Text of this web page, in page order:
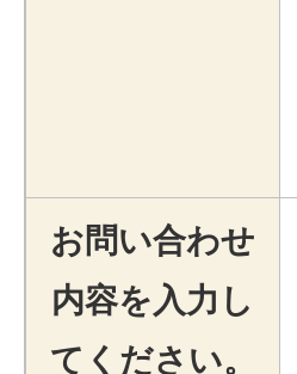
お問い合わせ
内容を入力し
てください。